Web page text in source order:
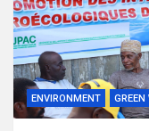
ENVIRONMENT GREEN